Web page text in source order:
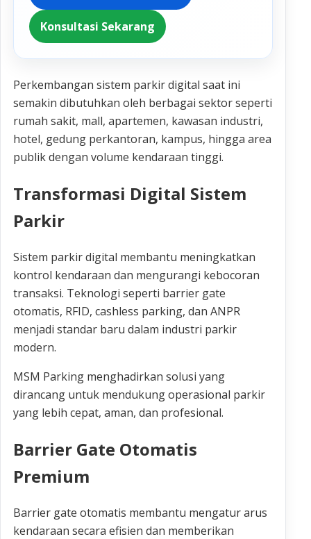
Konsultasi Sekarang
Perkembangan sistem parkir digital saat ini
semakin dibutuhkan oleh berbagai sektor seperti
rumah sakit, mall, apartemen, kawasan industri,
hotel, gedung perkantoran, kampus, hingga area
publik dengan volume kendaraan tinggi.
Transformasi Digital Sistem
Parkir
Sistem parkir digital membantu meningkatkan
kontrol kendaraan dan mengurangi kebocoran
transaksi. Teknologi seperti barrier gate
otomatis, RFID, cashless parking, dan ANPR
menjadi standar baru dalam industri parkir
modern.
MSM Parking menghadirkan solusi yang
dirancang untuk mendukung operasional parkir
yang lebih cepat, aman, dan profesional.
Barrier Gate Otomatis
Premium
Barrier gate otomatis membantu mengatur arus
kendaraan secara efisien dan memberikan